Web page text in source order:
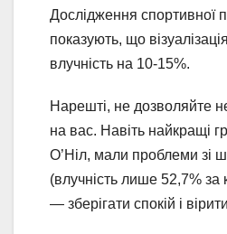
Дослідження спортивної
показують, що
влучність на 10-15%.
Нарешті, не дозволяйте
на вас. Навіть найкращі
О’Ніл, мали проблеми зі
(влучність лише 52,7% за
— зберігати спокій і